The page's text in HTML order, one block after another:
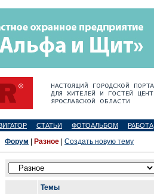
СТАТЬИ ФОТОАЛЬБОМ РАБОТА
Форум Разное Создать новую тему
Темы